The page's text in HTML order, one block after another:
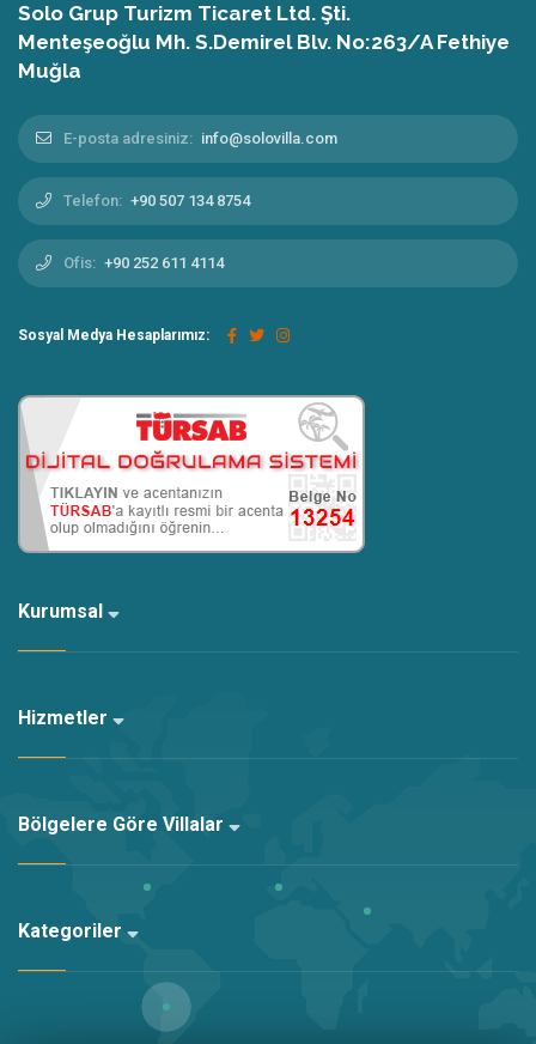
Solo Grup Turizm Ticaret Ltd. Şti.
Menteşeoğlu Mh. S.Demirel Blv. No:263/A Fethiye
Muğla
E-posta adresiniz: info@solovilla.com
Telefon: +90 507 134 8754
Ofis: +90 252 611 4114
Sosyal Medya Hesaplarımız:
Kurumsal
Hizmetler
Bölgelere Göre Villalar
Kategoriler